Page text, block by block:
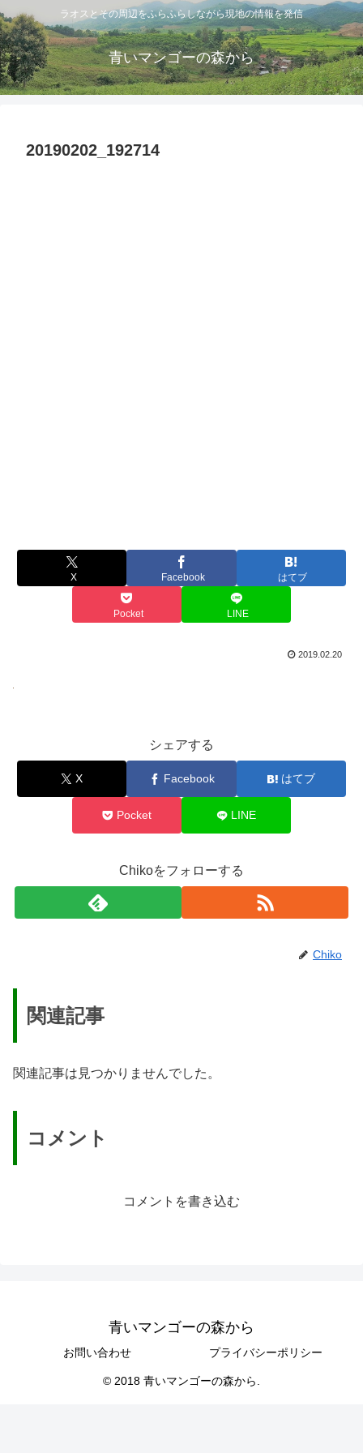
ラオスとその周辺をふらふらしながら現地の情報を発信
青いマンゴーの森から
20190202_192714
X Facebook はてブ
Pocket LINE
2019.02.20
シェアする
X Facebook はてブ
Pocket LINE
Chikoをフォローする
Chiko
関連記事
関連記事は見つかりませんでした。
コメント
コメントを書き込む
青いマンゴーの森から
お問い合わせ プライバシーポリシー
© 2018 青いマンゴーの森から.